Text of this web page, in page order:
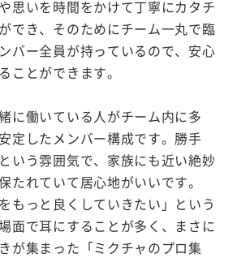
思いを時間をかけて丁寧にカタチ
でき、そのためにチーム一丸で臨
バー全員が持っているので、安心
ことができます。
に働いている人がチーム内に多
定したメンバー構成です。勝手
いう雰囲気で、家族にも近い絶妙
たれていて居心地がいいです。
もっと良くしていきたい」という
面で耳にすることが多く、まさに
が集まった「ミクチャのプロ集